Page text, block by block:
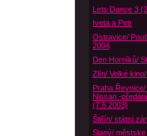
Lets Dance 3
Iveta a Petr
Ostravice/
2004
Den Horníků/
Zlín/ Velké
Praha
Nissan -
(7.5.2003)
Štiřín/ státní
Slaný/